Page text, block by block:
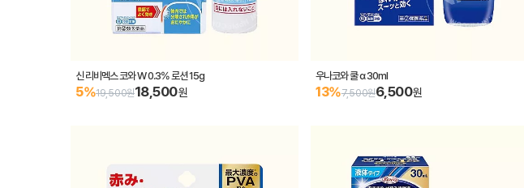
신 리비멕스 코와 W 0.3% 로션 15g
5%19,500원18,500원
우나코와 쿨 α 30ml
13%7,500원6,500원